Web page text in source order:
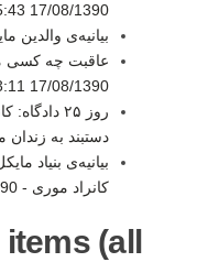
17/08/1390 15:43
بیانیه‌ی والدین
عاقبت چه کسی
17/08/1390 13:11
روز ۲۵
دستبند به
بیانیه‌ی بنیاد
کانراد موری -
(all